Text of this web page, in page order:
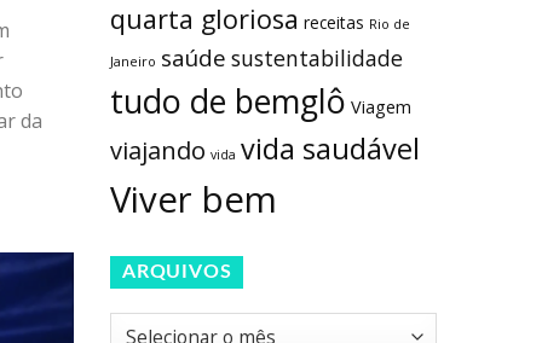
da
quarta gloriosa receitas Rio de
Janeiro saúde sustentabilidade
tudo de bemglô Viagem
viajando vida vida saudável
Viver bem
ARQUIVOS
Arquivos